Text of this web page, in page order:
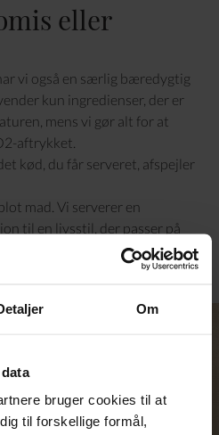
Om
bruger cookies til at
til forskellige formål,
eller
vi også en særlig bæredygtig
kun ingredienser, der er
mens vi gør alt for at
aftrykket.
kød, du får serveret, afspejler
mad. Vi serverer en
til en livsstil, der passer på
driver vi restaurant på